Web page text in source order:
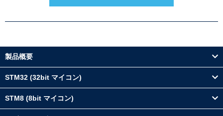
製品概要
STM32 (32bit マイコン)
STM8 (8bit マイコン)